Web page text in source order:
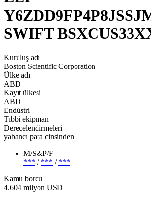
SWIFT
Kuruluş adı
Boston Scientific Corporation
Ülke adı
ABD
Kayıt ülkesi
ABD
Endüstri
Tıbbi ekipman
Derecelendirmeleri
yabancı para cinsinden
M/S&P/F
*** / *** / ***
Kamu borcu
4.604 milyon USD